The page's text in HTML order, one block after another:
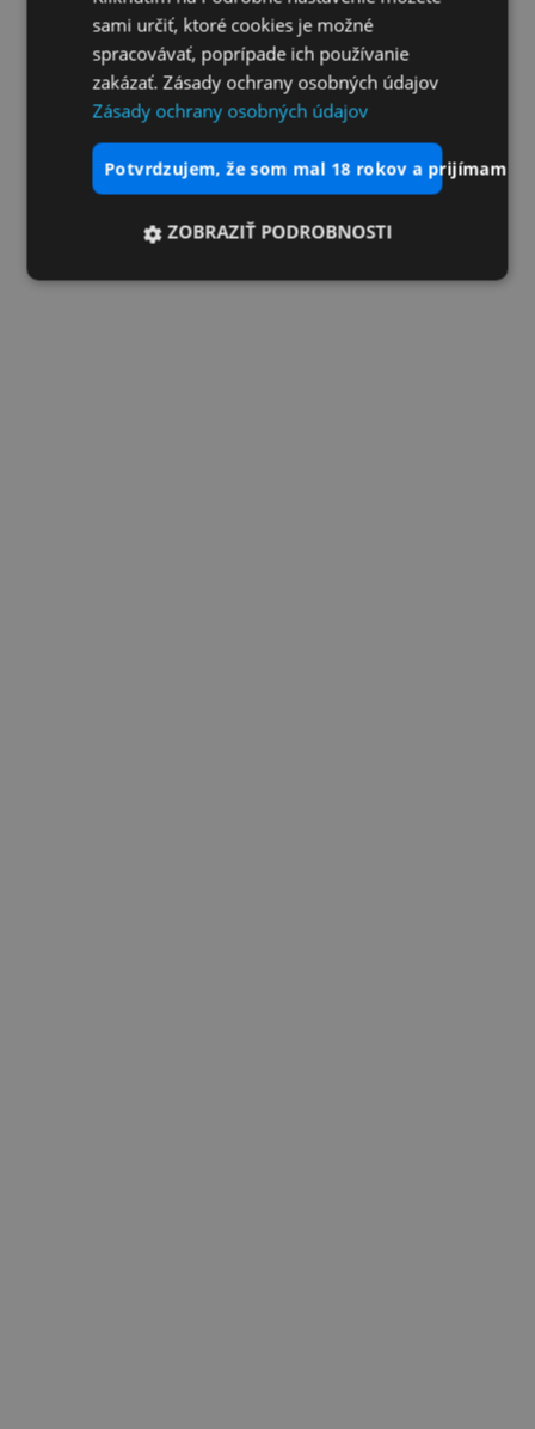
sami určiť, ktoré cookies je možné
spracovávať, poprípade ich používanie
zakázať. Zásady ochrany osobných údajov
Zásady ochrany osobných údajov
potvrdzujem, že som mal 18 rokov a prijímam
ZOBRAZIŤ PODROBNOSTI